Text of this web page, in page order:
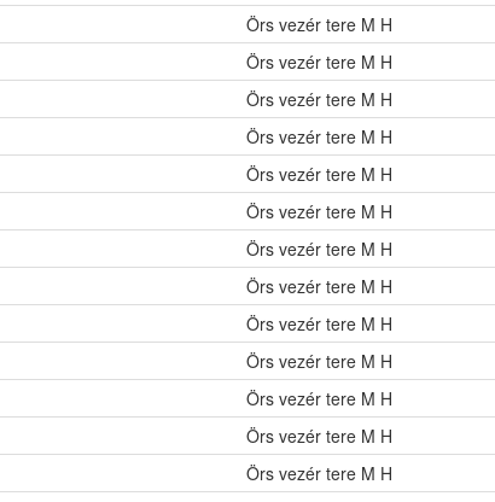
Örs vezér tere M H
Örs vezér tere M H
Örs vezér tere M H
Örs vezér tere M H
Örs vezér tere M H
Örs vezér tere M H
Örs vezér tere M H
Örs vezér tere M H
Örs vezér tere M H
Örs vezér tere M H
Örs vezér tere M H
Örs vezér tere M H
Örs vezér tere M H